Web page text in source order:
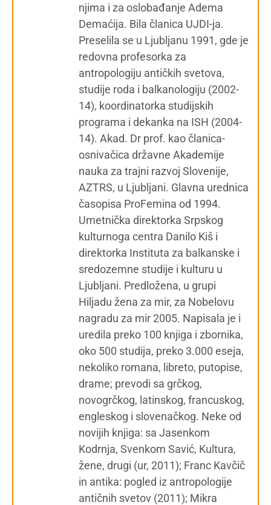
njima i za oslobađanje Adema
Demaćija. Bila članica UJDI-ja.
Preselila se u Ljubljanu 1991, gde je
redovna profesorka za
antropologiju antičkih svetova,
studije roda i balkanologiju (2002-
14), koordinatorka studijskih
programa i dekanka na ISH (2004-
14). Akad. Dr prof. kao članica-
osnivačica državne Akademije
nauka za trajni razvoj Slovenije,
AZTRS, u Ljubljani. Glavna urednica
časopisa ProFemina od 1994.
Umetnička direktorka Srpskog
kulturnoga centra Danilo Kiš i
direktorka Instituta za balkanske i
sredozemne studije i kulturu u
Ljubljani. Predložena, u grupi
Hiljadu žena za mir, za Nobelovu
nagradu za mir 2005. Napisala je i
uredila preko 100 knjiga i zbornika,
oko 500 studija, preko 3.000 eseja,
nekoliko romana, libreto, putopise,
drame; prevodi sa grčkog,
novogrčkog, latinskog, francuskog,
engleskog i slovenačkog. Neke od
novijih knjiga: sa Jasenkom
Kodrnja, Svenkom Savić, Kultura,
žene, drugi (ur, 2011); Franc Kavčič
in antika: pogled iz antropologije
antičnih svetov (2011); Mikra